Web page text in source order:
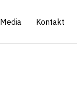
Media Kontakt